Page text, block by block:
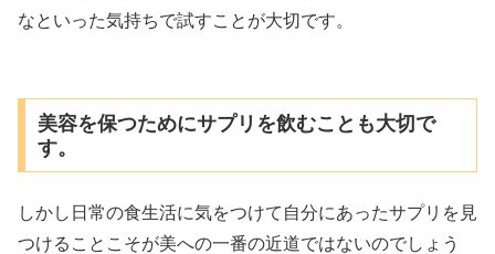
なといった気持ちで試すことが大切です。
美容を保つためにサプリを飲むことも大切で
す。
しかし日常の食生活に気をつけて自分にあったサプリを見
つけることこそが美への一番の近道ではないのでしょう